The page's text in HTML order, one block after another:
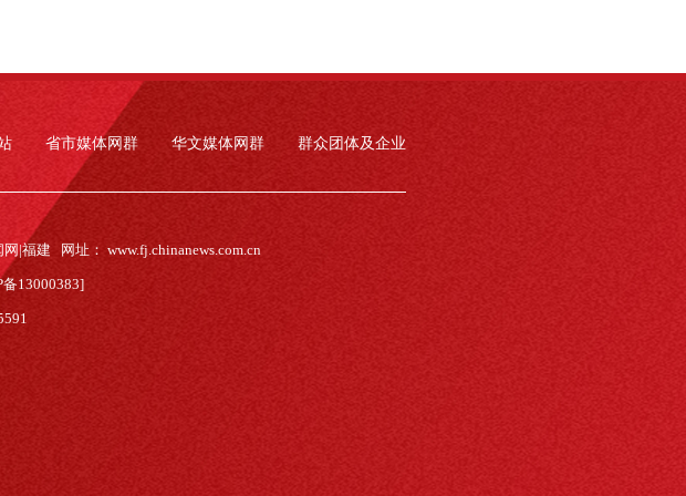
省市媒体网群 华文媒体网群 群众团体及企业
网|福建 网址： www.fj.chinanews.com.cn
13000383]